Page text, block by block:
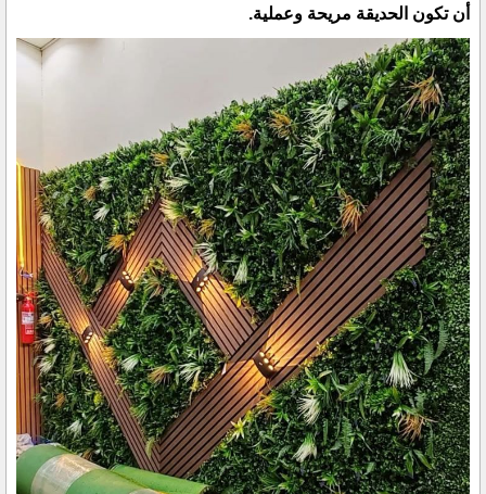
أن تكون الحديقة مريحة وعملية.